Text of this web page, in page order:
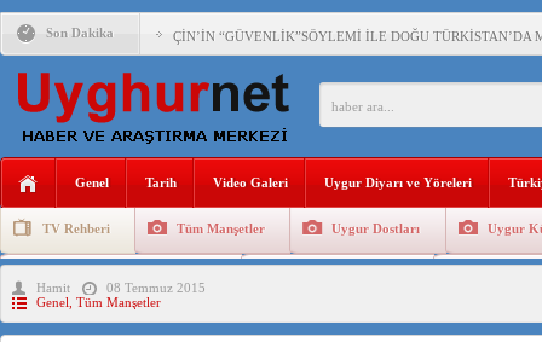
Son Dakika ÇİN’İN “GÜVENLİK”SÖYLEMİ İLE DOĞU TÜRKİSTAN’DA
PAKİSTAN,AFGANİSTAN’DA YAŞAYAN UYGURLARA
ANAHTAR PARTİ GENEL BAŞKANI AĞIRALİOĞLU :
ÇİN’İN DOĞU TÜRKİSTAN’DAKİ UYGULAMALARI
150 YILDIR KAYNAYAN YARAMIZ : ÇİN İŞGALİNDEKİ
ÇİN’İN UYGUR POLİTİKALARINI ÖVEN DİYANET
Genel Tarih Video Galeri Uygur Diyarı ve Yöreleri
TV Rehberi Tüm Manşetler Uygur Dostları Uygur
Uygurlarda Düğün ve Cenaze
Hamit
08 Temmuz 2015
Genel Tüm Manşetler